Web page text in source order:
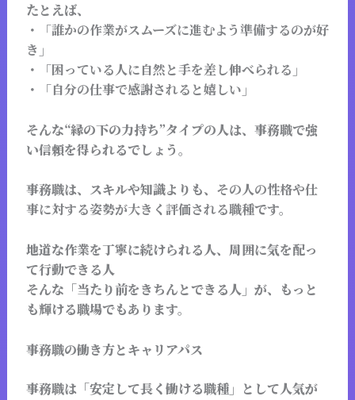
たとえば、
・
「誰かの作業がスムーズに進むよう準備するのが好
き」
・
「困っている人に自然と手を差し伸べられる」
・
「自分の仕事で感謝されると嬉しい」
そんな“縁の下の力持ち”タイプの人は、事務職で強
い信頼を得られるでしょう。
事務職は、スキルや知識よりも、 その人の性格や仕
事に対する姿勢が大きく評価される職種です。
地道な作業を丁寧に続けられる人、周囲に気を配っ
て行動できる人
そんな「当たり前をきちんとできる人」が、もっと
も輝ける職場でもあります。
事務職の働き方とキャリアパス
事務職は「安定して長く働ける職種」として人気が